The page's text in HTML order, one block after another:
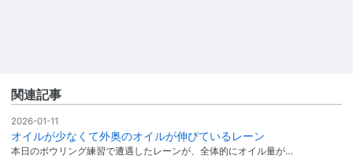
関連記事
2026-01-11
オイルが少なくて外奥のオイルが伸びているレーン
本日のボウリング練習で遭遇したレーンが、全体的にオイル量が…